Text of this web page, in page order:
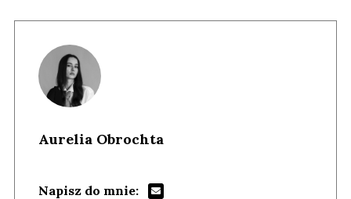
Aurelia Obrochta
Napisz do mnie: